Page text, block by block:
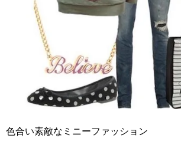
色合い素敵なミニーファッション